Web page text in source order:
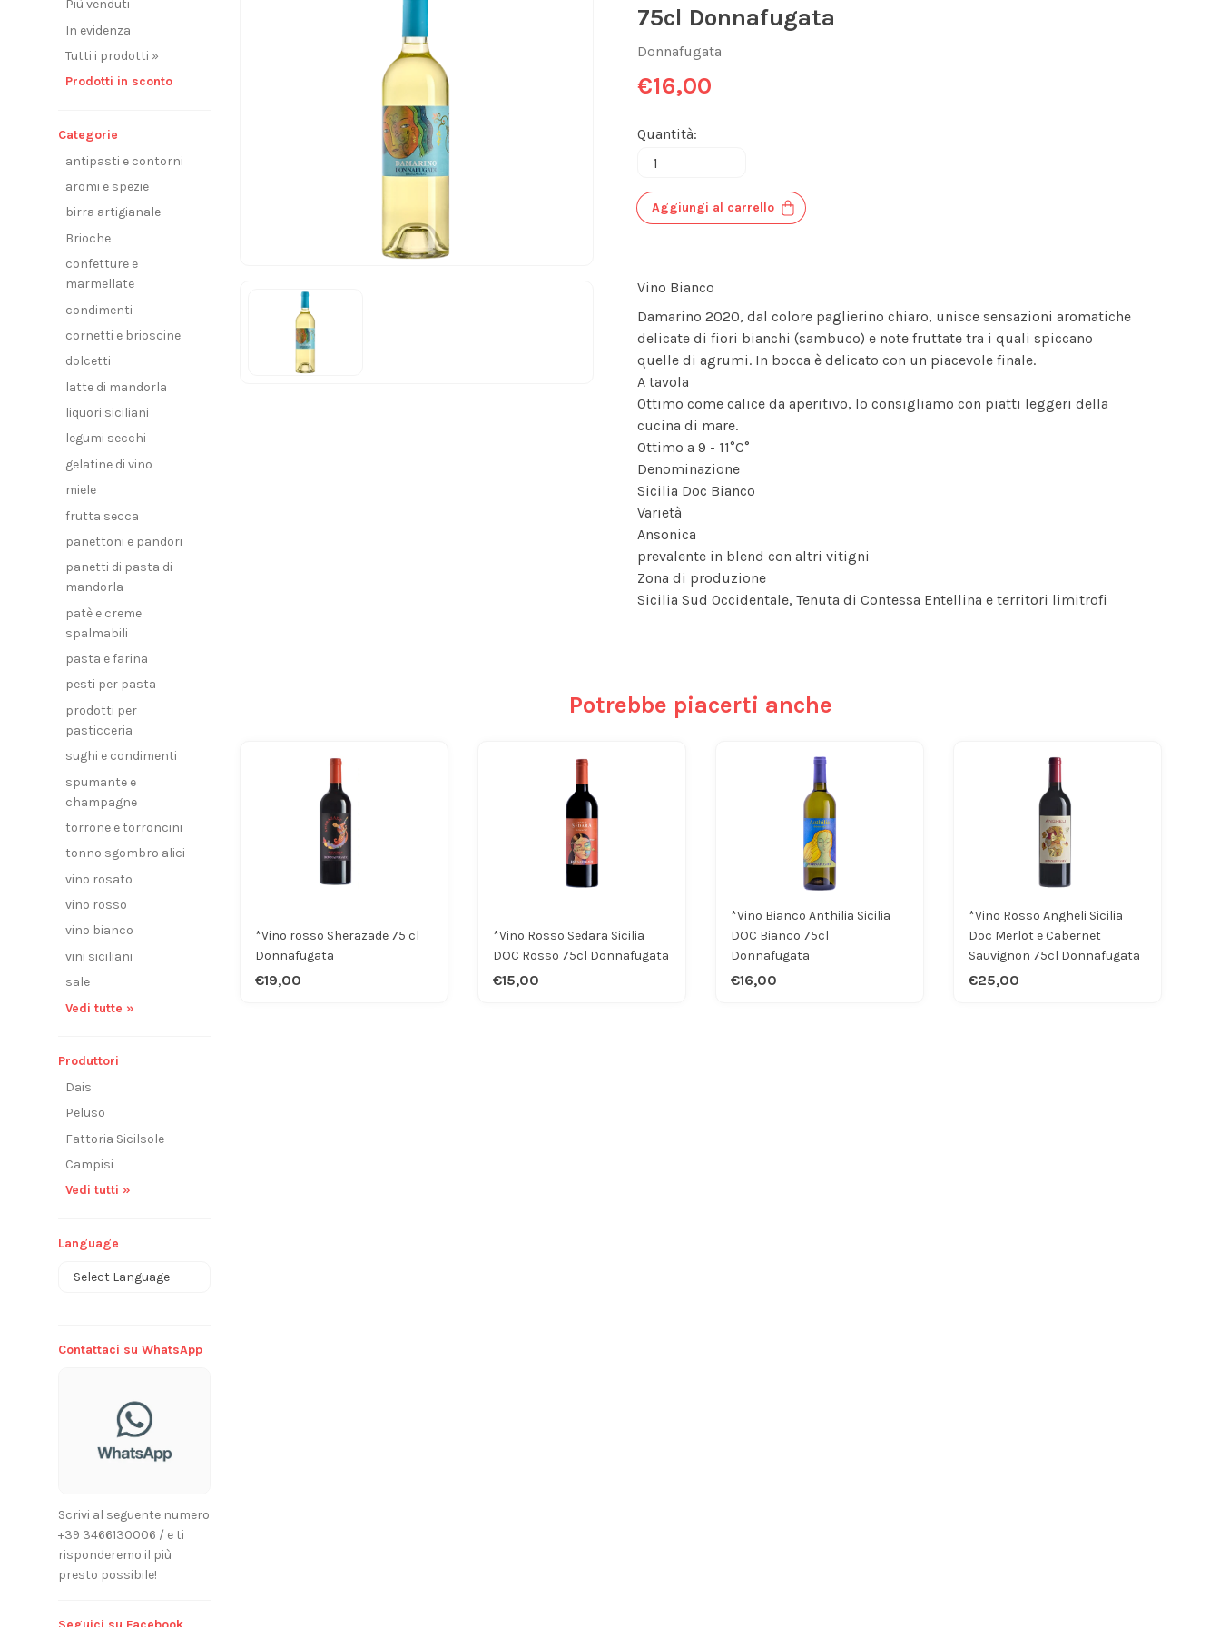
Più venduti
In evidenza
Tutti i prodotti »
Prodotti in sconto
Categorie
antipasti e contorni
aromi e spezie
birra artigianale
Brioche
confetture e
marmellate
condimenti
cornetti e brioscine
dolcetti
latte di mandorla
liquori siciliani
legumi secchi
gelatine di vino
miele
frutta secca
panettoni e pandori
panetti di pasta di
mandorla
patè e creme
spalmabili
pasta e farina
pesti per pasta
prodotti per
pasticceria
sughi e condimenti
spumante e
champagne
torrone e torroncini
tonno sgombro alici
vino rosato
vino rosso
vino bianco
vini siciliani
sale
Vedi tutte »
Produttori
Dais
Peluso
Fattoria Sicilsole
Campisi
Vedi tutti »
Language
Contattaci su WhatsApp
Scrivi al seguente numero
+39 3466130006 / e ti
risponderemo il più
presto possibile!
75cl Donnafugata
Donnafugata
€16,00
Quantità:
Aggiungi al carrello
Vino Bianco
Damarino 2020, dal colore paglierino chiaro, unisce sensazioni aromatiche
delicate di fiori bianchi (sambuco) e note fruttate tra i quali spiccano
quelle di agrumi. In bocca è delicato con un piacevole finale.
A tavola
Ottimo come calice da aperitivo, lo consigliamo con piatti leggeri della
cucina di mare.
Ottimo a 9 - 11°C°
Denominazione
Sicilia Doc Bianco
Varietà
Ansonica
prevalente in blend con altri vitigni
Zona di produzione
Sicilia Sud Occidentale, Tenuta di Contessa Entellina e territori limitrofi
Potrebbe piacerti anche
*Vino rosso Sherazade 75 cl
Donnafugata
€19,00
*Vino Rosso Sedara Sicilia
DOC Rosso 75cl Donnafugata
€15,00
*Vino Bianco Anthilia Sicilia
DOC Bianco 75cl
Donnafugata
€16,00
*Vino Rosso Angheli Sicilia
Doc Merlot e Cabernet
Sauvignon 75cl Donnafugata
€25,00